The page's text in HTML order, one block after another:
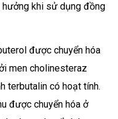
hưởng khi sử dụng đồng
được chuyển hóa
men cholinesteraz
terbutalin có hoạt tính.
được chuyển hóa ở